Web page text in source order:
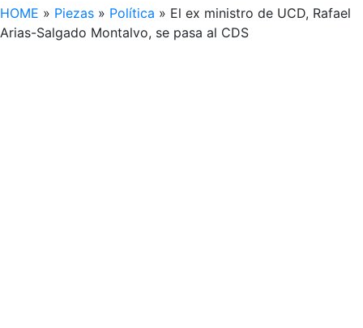
HOME » Piezas » Política » El ex ministro de UCD, Rafael
Arias-Salgado Montalvo, se pasa al CDS